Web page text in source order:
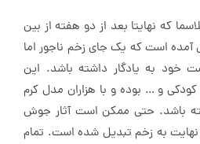
که نهایتا بعد از دو هفته از بین
است که یک جای زخم ناجور اما
خود به یادگار داشته باشد. این
و … بوده و با هزاران مدل کرم
باشد. حتی ممکن است آثار جوش
نهایت به زخم تبدیل شده است. تمام